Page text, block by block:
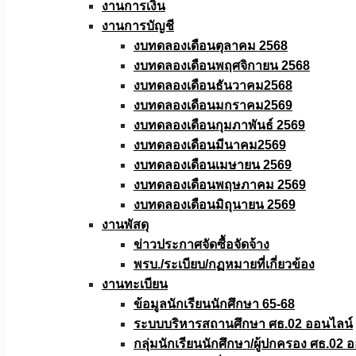
งานการเงิน
งานการบัญชี
งบทดลองเดือนตุลาคม 2568
งบทดลองเดือนพฤศจิกายน 2568
งบทดลองเดือนธันวาคม2568
งบทดลองเดือนมกราคม2569
งบทดลองเดือนกุมภาพันธ์ 2569
งบทดลองเดือนมีนาคม2569
งบทดลองเดือนเมษายน 2569
งบทดลองเดือนพฤษภาคม 2569
งบทดลองเดือนมิถุนายน 2569
งานพัสดุ
ข่าวประกาศจัดซื้อจัดจ้าง
พรบ./ระเบียบ/กฏหมายที่เกี่ยวข้อง
งานทะเบียน
ข้อมูลนักเรียนนักศึกษา 65-68
ระบบบริหารสถานศึกษา ศธ.02 ออนไลน์
กลุ่มนักเรียนนักศึกษา/ผู้ปกครอง ศธ.02